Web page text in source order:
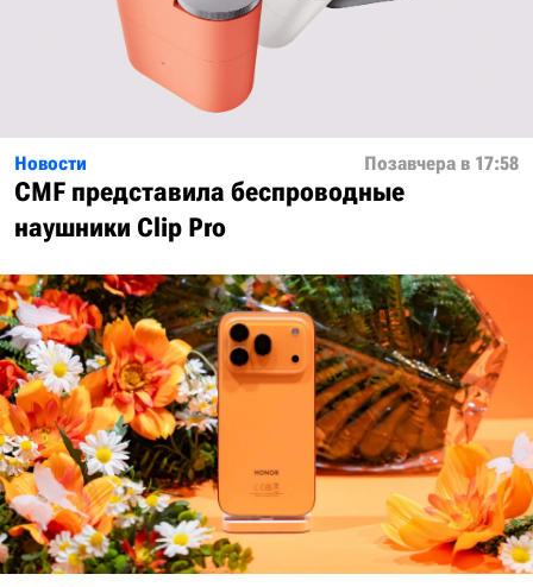
Новости Позавчера в 17:58
CMF представила беспроводные
наушники Clip Pro